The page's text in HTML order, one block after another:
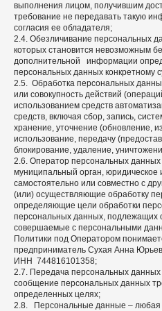
выполнения лицом, получившим
требование не передавать такую
согласия ее обладателя;
2.4. Обезличивание персональных
которых становится невозможным
дополнительной информации
персональных данных конкретному
2.5. Обработка персональных
или совокупность действий
использованием средств
средств, включая сбор, запись,
хранение, уточнение (обновление,
использование, передачу
блокирование, удаление,
2.6. Оператор персональных данных
муниципальный орган, юридическое
самостоятельно или совместно с
(или) осуществляющие обработку
определяющие цели обработки
персональных данных, подлежащих
совершаемые с персональными
Политики под Оператором
предприниматель Сухая Анна
ИНН 744816101358;
2.7. Передача персональных
сообщение персональных данных
определенных целях;
2.8. Персональные данные –